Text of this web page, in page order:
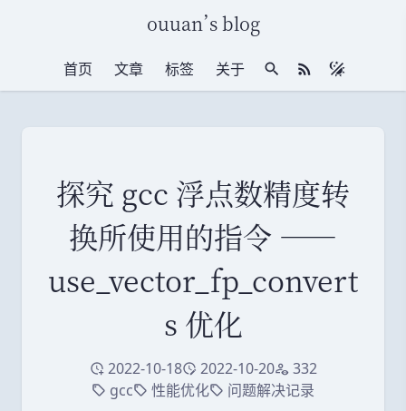
ouuan’s blog
首页 文章 标签 关于 站内搜索RSS 订阅
探究 gcc 浮点数精度转
换所使用的指令 ——
use_vector_fp_convert
s 优化
创建于
2022-10-18修改于
2022-10-20访问量
332
标签gcc标签性能优化标签问题解决记录